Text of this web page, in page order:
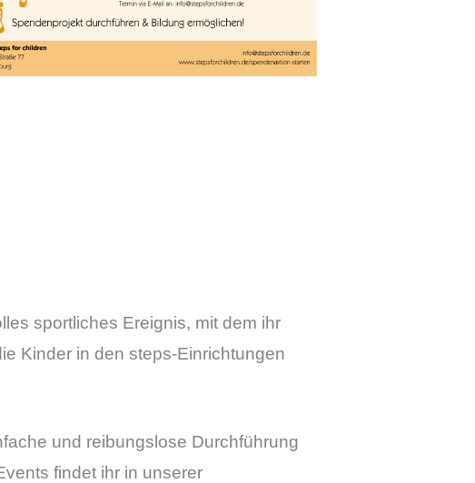
sportliches Ereignis, mit dem ihr
Kinder in den steps-Einrichtungen
und reibungslose Durchführung
findet ihr in unserer